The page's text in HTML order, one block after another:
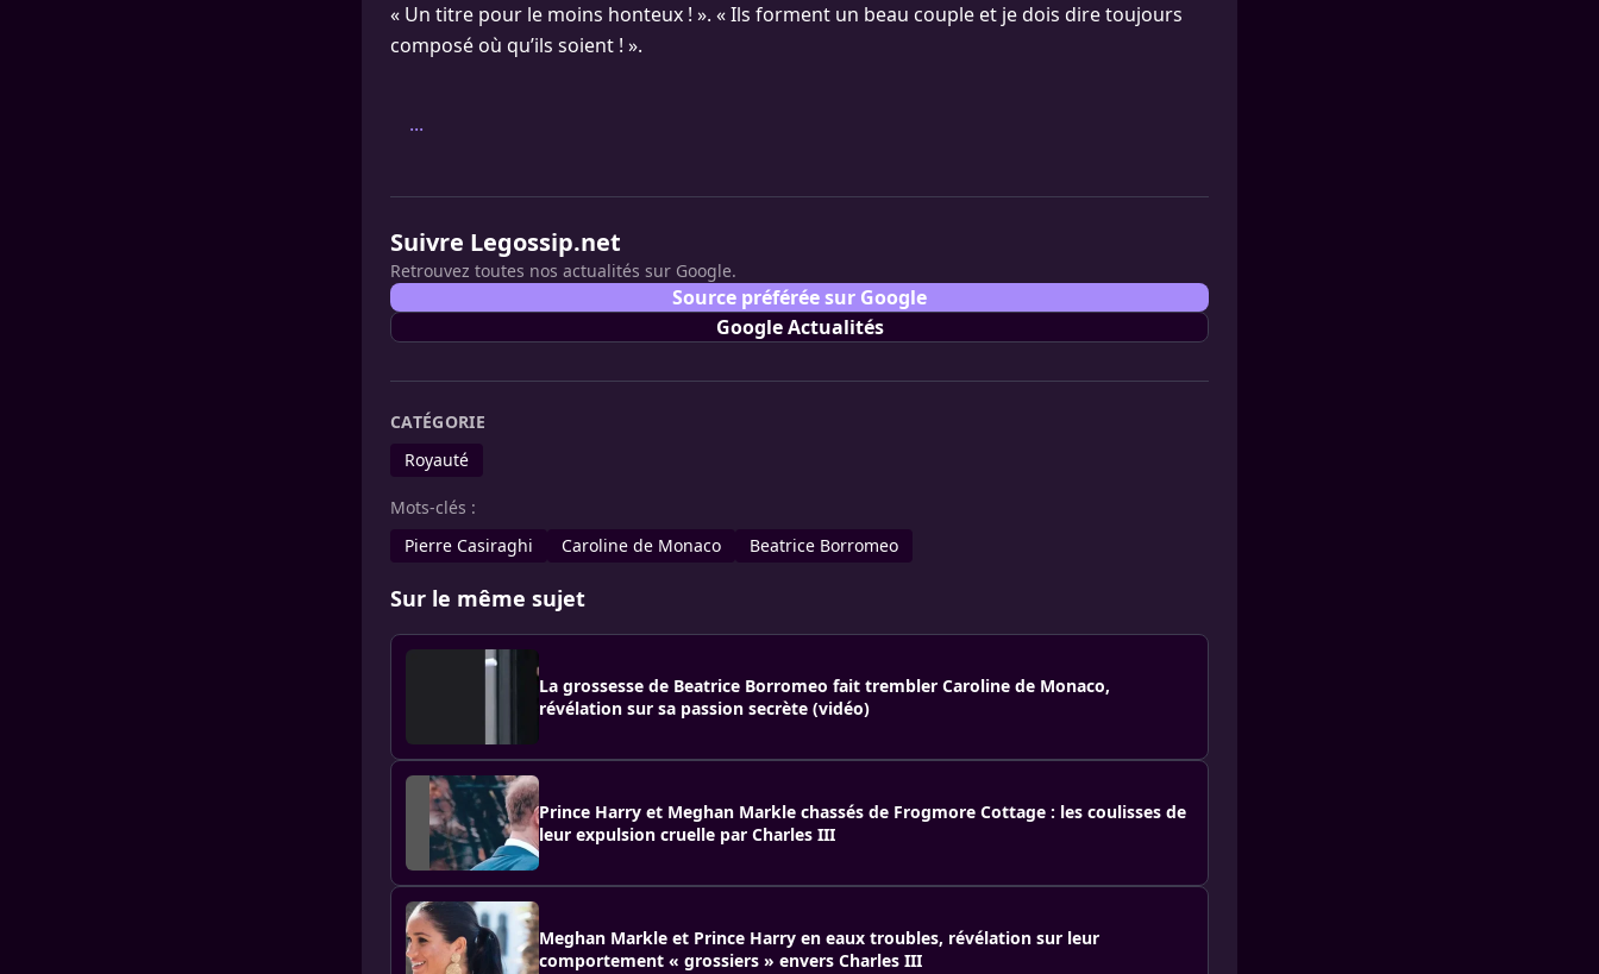
« Un titre pour le moins honteux ! ». « Ils forment un beau couple et je dois dire toujours
composé où qu’ils soient ! ».
...
Suivre Legossip.net
Retrouvez toutes nos actualités sur Google.
Source préférée sur Google
Google Actualités
CATÉGORIE
Royauté
Mots-clés :
Pierre Casiraghi
Caroline de Monaco Beatrice Borromeo
Sur le même sujet
La grossesse de Beatrice Borromeo fait trembler Caroline de Monaco,
révélation sur sa passion secrète (vidéo)
Prince Harry et Meghan Markle chassés de Frogmore Cottage : les coulisses de
leur expulsion cruelle par Charles III
Meghan Markle et Prince Harry en eaux troubles, révélation sur leur
comportement « grossiers » envers Charles III